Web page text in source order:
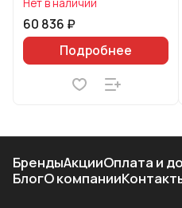
Нет в наличии
60 836 ₽
Подробнее
БрендыАкцииОплата и
БлогО компании